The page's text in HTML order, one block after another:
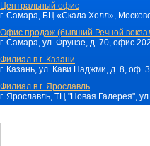
Центральный офис
г. Самара, БЦ «Скала Холл»,
Офис продаж (бывший Речной
г. Самара, ул. Фрунзе, д. 70, офис
Филиал в г. Казани
г. Казань, ул. Кави Наджми, д. 8, оф.
Филиал в г. Ярославль
г. Ярославль, ТЦ "Новая Галерея",